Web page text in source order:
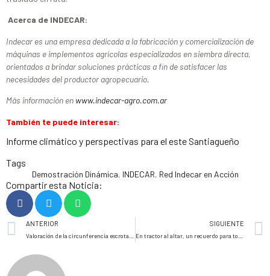
Acerca de INDECAR:
Indecar es una empresa dedicada a la fabricación y comercialización de
máquinas e implementos agrícolas especializados en siembra directa,
orientados a brindar soluciones prácticas a fin de satisfacer las
necesidades del productor agropecuario.
Más información en www.indecar-agro.com.ar
También te puede interesar:
Informe climático y perspectivas para el este Santiagueño
Tags
Demostración Dinámica, INDECAR, Red Indecar en Acción
Compartir esta Noticia:
ANTERIOR SIGUIENTE